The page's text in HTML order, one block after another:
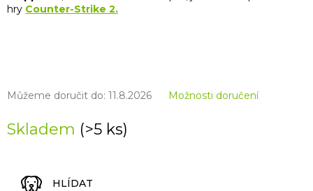
Skladem (>5 ks)
Můžeme doručit do: 11.8.2026 Možnosti doručení
hry Counter-Strike 2.
HLÍDAT